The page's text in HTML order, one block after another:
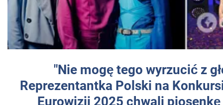
"Nie mogę tego wyrzucić z
Reprezentantka Polski na
Eurowizji 2025 chwali